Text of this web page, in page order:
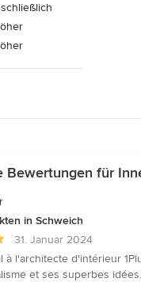
Bewertungen für
in Schweich
31. Januar 2024
à l'architecte d'intérieur
et ses superbes